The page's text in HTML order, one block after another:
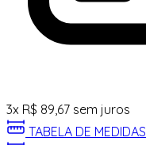
3x R$ 89,67 sem juros
TABELA DE MEDIDAS